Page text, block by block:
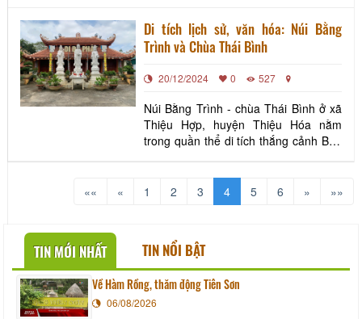
Thanh Hóa, là nơi ghi dấu chuyến
thăm lịch sử của Chủ tịch Hồ Chí Minh
vào ngày 11/12/1961. Đây là địa điểm
tình cảm và
Di tích lịch sử, văn hóa: Núi Bằng
Trình và Chùa Thái Bình
20/12/2024 0 527
Núi Bằng Trình - chùa Thái Bình ở xã
Thiệu Hợp, huyện Thiệu Hóa nằm
trong quần thể di tích thắng cảnh Bàn
Bằng Trình là ngọn núi đá có hình thù
và màu sắc rất đẹp nổi lên ở vùng
Chu, tạo nên cản
«« « 1 2 3 4 5 6 » »»
TIN MỚI NHẤT TIN NỔI BẬT
Về Hàm Rồng, thăm động Tiên Sơn
06/08/2026